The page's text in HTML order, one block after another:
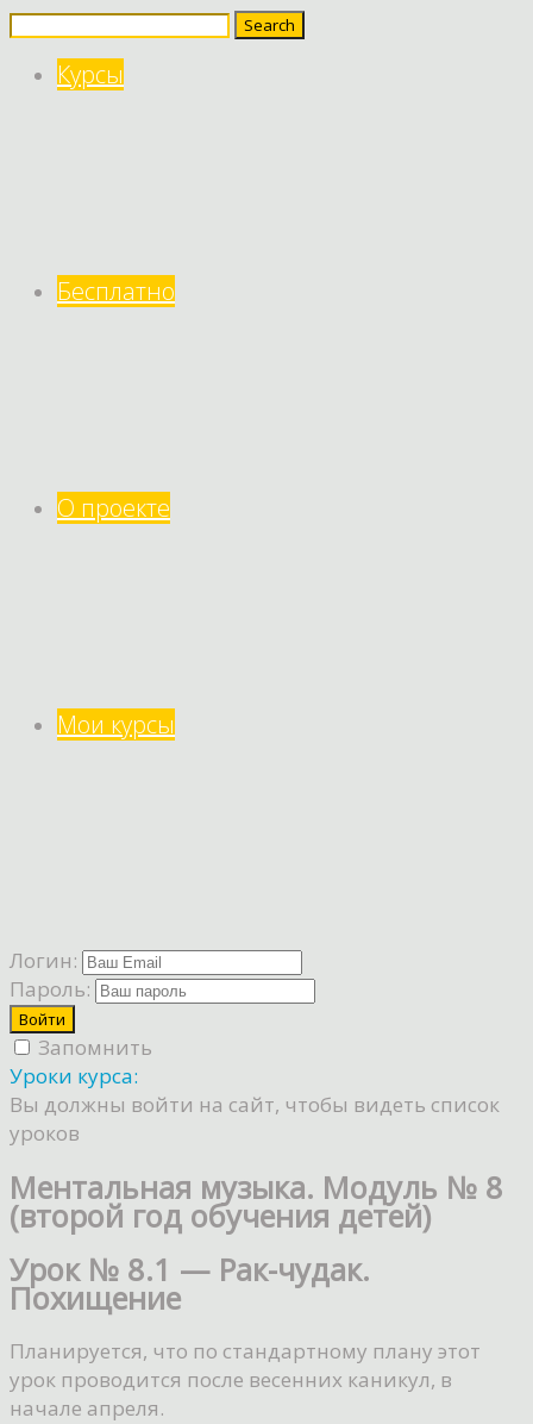
Search
Курсы
Бесплатно
О проекте
Мои курсы
Логин:
Пароль:
Запомнить
Уроки курса:
Вы должны войти на сайт, чтобы видеть список
уроков
Ментальная музыка. Модуль № 8
(второй год обучения детей)
Урок № 8.1 — Рак-чудак.
Похищение
Планируется, что по стандартному плану этот
урок проводится после весенних каникул, в
начале апреля.